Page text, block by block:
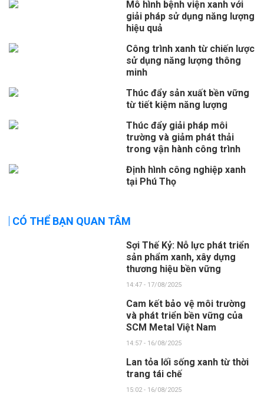
Mô hình bệnh viện xanh với
giải pháp sử dụng năng lượng
hiệu quả
Công trình xanh từ chiến lược
sử dụng năng lượng thông
minh
Thúc đẩy sản xuất bền vững
từ tiết kiệm năng lượng
Thúc đẩy giải pháp môi
trường và giảm phát thải
trong vận hành công trình
Định hình công nghiệp xanh
tại Phú Thọ
CÓ THỂ BẠN QUAN TÂM
Sợi Thế Kỷ: Nỗ lực phát triển
sản phẩm xanh, xây dựng
thương hiệu bền vững
14:47 - 17/08/2025
Cam kết bảo vệ môi trường
và phát triển bền vững của
SCM Metal Việt Nam
14:57 - 16/08/2025
Lan tỏa lối sống xanh từ thời
trang tái chế
15:02 - 16/08/2025